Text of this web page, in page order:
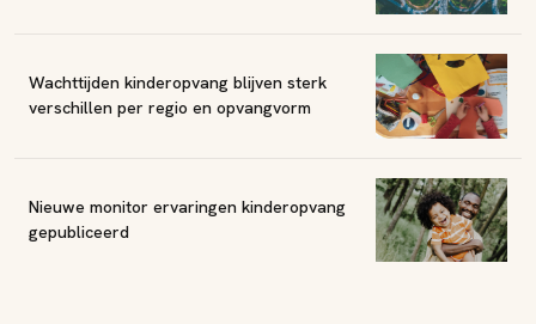
Wachttijden kinderopvang blijven sterk
verschillen per regio en opvangvorm
Nieuwe monitor ervaringen kinderopvang
gepubliceerd